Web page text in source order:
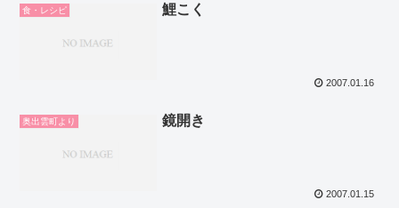
食・レシピ 鯉こく
2007.01.16
奥出雲町より 鏡開き
2007.01.15